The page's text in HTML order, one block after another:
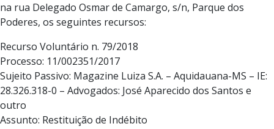
na rua Delegado Osmar de Camargo, s/n, Parque dos
Poderes, os seguintes recursos:
Recurso Voluntário n. 79/2018
Processo: 11/002351/2017
Sujeito Passivo: Magazine Luiza S.A. – Aquidauana-MS – IE:
28.326.318-0 – Advogados: José Aparecido dos Santos e
outro
Assunto: Restituição de Indébito